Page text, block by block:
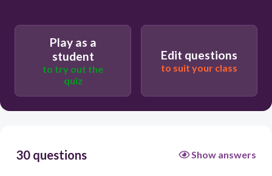
โรงเรมโอเรียนเต็ล แมนดารินกรุงเทพ
โรงแรมแมนดาริน โอเรียนเต็ล กรุงเทพ
Play as a
student
to try out the
quiz
Edit questions
to suit your class
30 questions Show answers